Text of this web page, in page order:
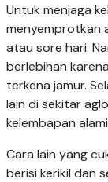
Untuk menjaga
menyemprotkan
atau sore hari.
berlebihan
terkena jamur.
lain di sekitar
kelembapan
Cara lain yang
berisi kerikil dan